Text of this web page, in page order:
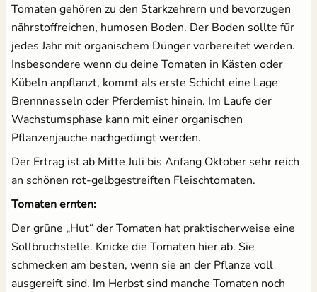
Tomaten gehören zu den Starkzehrern und bevorzugen
nährstoffreichen, humosen Boden. Der Boden sollte für
jedes Jahr mit organischem Dünger vorbereitet werden.
Insbesondere wenn du deine Tomaten in Kästen oder
Kübeln anpflanzt, kommt als erste Schicht eine Lage
Brennnesseln oder Pferdemist hinein. Im Laufe der
Wachstumsphase kann mit einer organischen
Pflanzenjauche nachgedüngt werden.
Der Ertrag ist ab Mitte Juli bis Anfang Oktober sehr reich
an schönen rot-gelbgestreiften Fleischtomaten.
Tomaten ernten:
Der grüne „Hut“ der Tomaten hat praktischerweise eine
Sollbruchstelle. Knicke die Tomaten hier ab. Sie
schmecken am besten, wenn sie an der Pflanze voll
ausgereift sind. Im Herbst sind manche Tomaten noch